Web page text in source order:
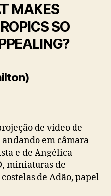
MAKES
SO
de vídeo de
em câmara
e de Angélica
miniaturas de
de Adão, papel